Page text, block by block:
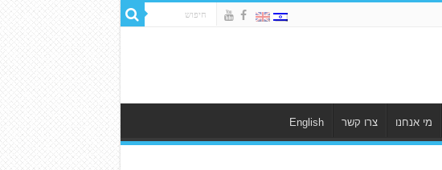
מי אנחנו צרו קשר English